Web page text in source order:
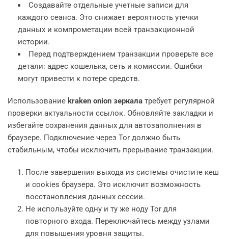
Создавайте отдельные учетные записи для
каждого сеанса. Это снижает вероятность утечки
данных и компрометации всей транзакционной
истории.
Перед подтверждением транзакции проверьте все
детали: адрес кошелька, сеть и комиссии. Ошибки
могут привести к потере средств.
Использование kraken onion зеркала требует регулярной
проверки актуальности ссылок. Обновляйте закладки и
избегайте сохранения данных для автозаполнения в
браузере. Подключение через Tor должно быть
стабильным, чтобы исключить прерывание транзакции.
После завершения выхода из системы очистите кеш
и cookies браузера. Это исключит возможность
восстановления данных сессии.
Не используйте одну и ту же ноду Tor для
повторного входа. Переключайтесь между узлами
для повышения уровня защиты.